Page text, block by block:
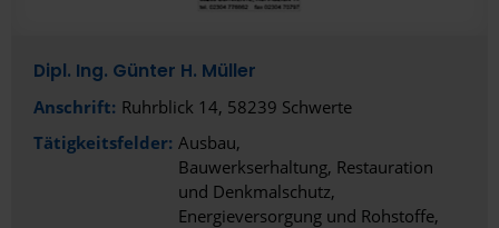
Dipl. Ing. Günter H. Müller
Anschrift: Ruhrblick 14, 58239 Schwerte
Tätigkeitsfelder: Ausbau
Bauwerkserhaltung, Restauration
und Denkmalschutz
Energieversorgung und Rohstoffe